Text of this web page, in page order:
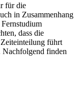
für die
in Zusammenhang
dass die
führt
Nachfolgend finden